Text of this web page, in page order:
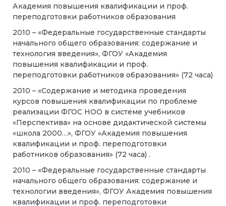
Академия повышения квалификации и проф.
переподготовки работников образования
2010 – «Федеральные государственные стандарты
начального общего образования: содержание и
технология введения», ФГОУ «Академия
повышения квалификации и проф.
переподготовки работников образования» (72 часа)
2010 – «Содержание и методика проведения
курсов повышения квалификации по проблеме
реализации ФГОС НОО в системе учебников
«Перспектива» на основе дидактической системы
«школа 2000…», ФГОУ «Академия повышения
квалификации и проф. переподготовки
работников образования» (72 часа) .
2010 – «Федеральные государственные стандарты
начального общего образования: содержание и
технологии введения», ФГОУ Академия повышения
квалификации и проф. переподготовки